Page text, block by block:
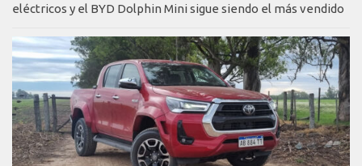
eléctricos y el BYD Dolphin Mini sigue siendo el más vendido